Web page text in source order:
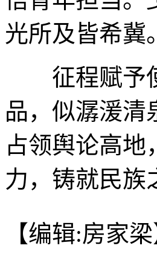
光所及皆希冀。
征程赋予使
品，似潺湲清
占领舆论高地
力，铸就民族
【编辑:房家梁